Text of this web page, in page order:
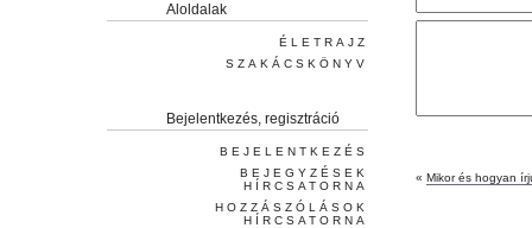
« Mikor és hogyan
Aloldalak
ÉLETRAJZ
SZAKÁCSKÖNYV
Bejelentkezés, regisztráció
BEJELENTKEZÉS
BEJEGYZÉSEK
HÍRCSATORNA
HOZZÁSZÓLÁSOK
HÍRCSATORNA